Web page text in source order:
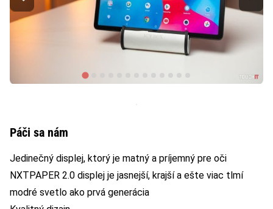
Páči sa nám
Jedinečný displej, ktorý je matný a príjemný pre oči
NXTPAPER 2.0 displej je jasnejší, krajší a ešte viac tlmí
modré svetlo ako prvá generácia